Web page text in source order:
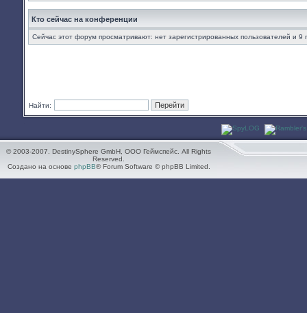
Кто сейчас на конференции
Сейчас этот форум просматривают: нет зарегистрированных пользователей и 9
Найти:
© 2003-2007. DestinySphere GmbH, ООО Геймспейс. All Rights
Reserved.
Создано на основе phpBB® Forum Software © phpBB Limited.